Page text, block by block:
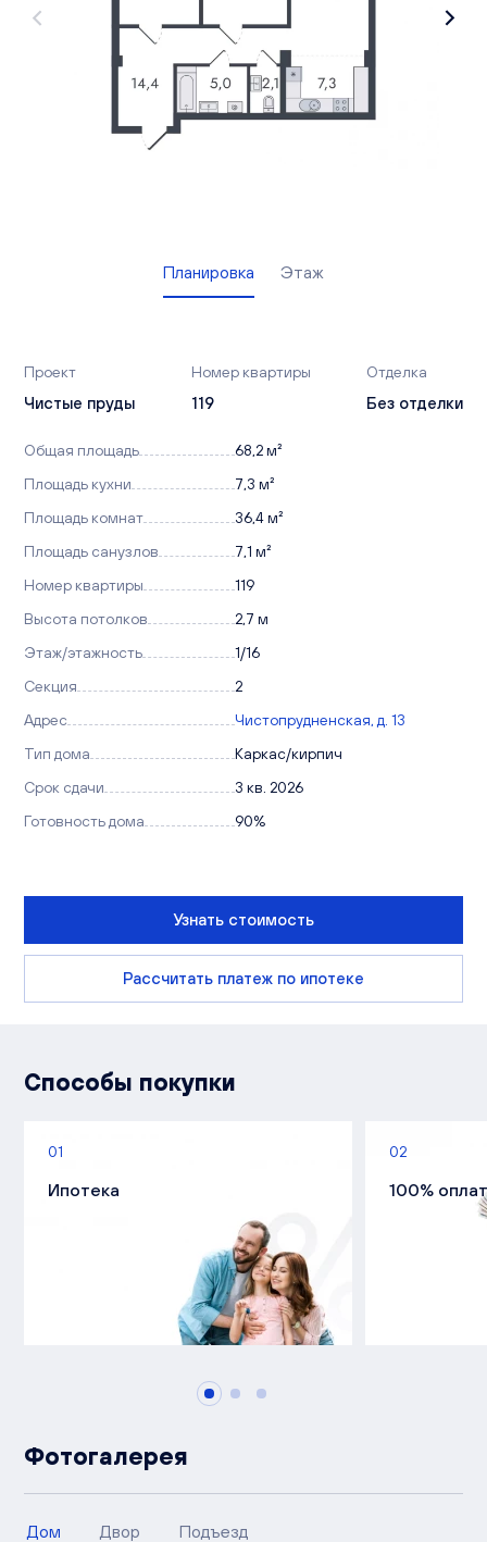
Вакансии
Планировка Этаж
Проект
Чистые пруды
Номер квартиры
119
Отделка
Без отделки
Общая площадь
68,2 м²
Площадь кухни
7,3 м²
Площадь комнат
36,4 м²
Площадь санузлов
7,1 м²
Номер квартиры
119
Высота потолков
2,7 м
Этаж/этажность
1/16
Секция
2
Адрес
Чистопрудненская, д. 13
Тип дома
Каркас/кирпич
Срок сдачи
3 кв. 2026
Готовность дома
90%
Узнать стоимость
Рассчитать платеж по ипотеке
Способы покупки
01
Ипотека
02
100%
Фотогалерея
Дом Двор Подъезд